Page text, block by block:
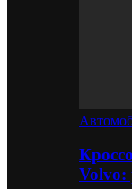
Volvo: